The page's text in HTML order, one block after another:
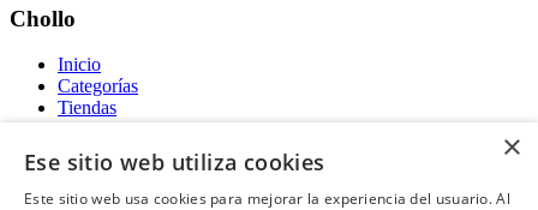
Chollo
Inicio
Categorías
Tiendas
Gratis
Acerca de
×
Ese sitio web utiliza cookies
Este sitio web usa cookies para mejorar la experiencia del usuario. Al